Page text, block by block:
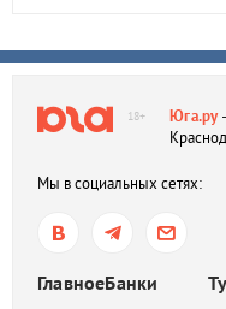
18+ Юга.ру
Мы в социальных сетях:
ГлавноеБанки